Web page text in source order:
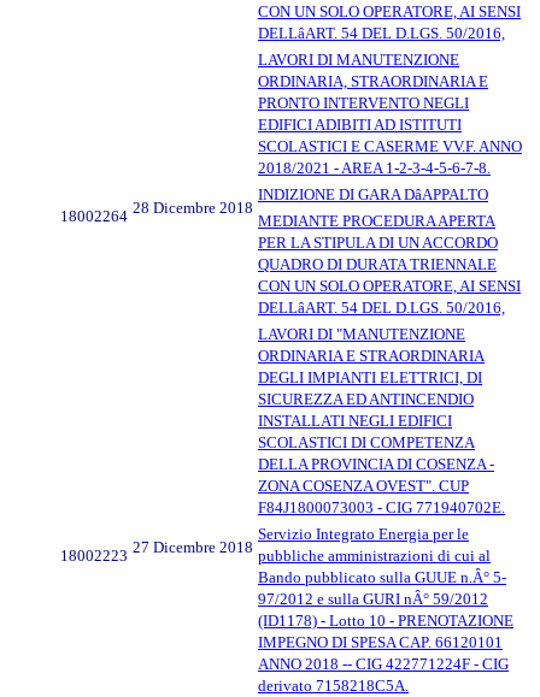
CON UN SOLO OPERATORE, AI SENSI
DELLâART. 54 DEL D.LGS. 50/2016,
LAVORI DI MANUTENZIONE
ORDINARIA, STRAORDINARIA E
PRONTO INTERVENTO NEGLI
EDIFICI ADIBITI AD ISTITUTI
SCOLASTICI E CASERME VV.F. ANNO
2018/2021 - AREA 1-2-3-4-5-6-7-8.
18002264 28 Dicembre 2018
INDIZIONE DI GARA DâAPPALTO
MEDIANTE PROCEDURA APERTA
PER LA STIPULA DI UN ACCORDO
QUADRO DI DURATA TRIENNALE
CON UN SOLO OPERATORE, AI SENSI
DELLâART. 54 DEL D.LGS. 50/2016,
LAVORI DI "MANUTENZIONE
ORDINARIA E STRAORDINARIA
DEGLI IMPIANTI ELETTRICI, DI
SICUREZZA ED ANTINCENDIO
INSTALLATI NEGLI EDIFICI
SCOLASTICI DI COMPETENZA
DELLA PROVINCIA DI COSENZA -
ZONA COSENZA OVEST". CUP
F84J1800073003 - CIG 771940702E.
18002223 27 Dicembre 2018
Servizio Integrato Energia per le
pubbliche amministrazioni di cui al
Bando pubblicato sulla GUUE n.Â° 5-
97/2012 e sulla GURI nÂ° 59/2012
(ID1178) - Lotto 10 - PRENOTAZIONE
IMPEGNO DI SPESA CAP. 66120101
ANNO 2018 -- CIG 422771224F - CIG
derivato 7158218C5A.